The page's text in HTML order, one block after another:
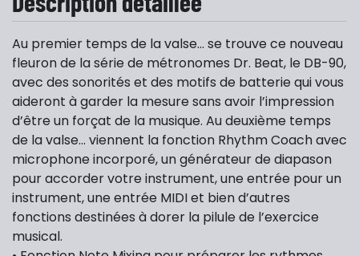
Au premier temps de la valse… se trouve ce nouveau
fleuron de la série de métronomes Dr. Beat, le DB-90,
avec des sonorités et des motifs de batterie qui vous
aideront à garder la mesure sans avoir l’impression
d’être un forçat de la musique. Au deuxième temps
de la valse… viennent la fonction Rhythm Coach avec
microphone incorporé, un générateur de diapason
pour accorder votre instrument, une entrée pour un
instrument, une entrée MIDI et bien d’autres
fonctions destinées à dorer la pilule de l’exercice
musical.